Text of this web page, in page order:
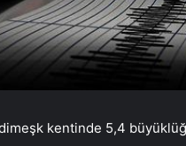
kentinde 5,4